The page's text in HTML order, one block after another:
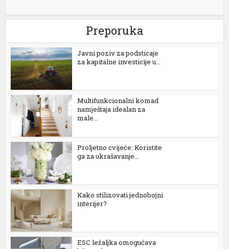
Preporuka
Јavni poziv za podsticaje
za kapitalne investicije u...
Multifunkcionalni komad
namještaja idealan za
male...
Proljetno cvijeće: Koristite
ga za ukrašavanje...
Kako stilizovati jednobojni
interijer?
ESC ležaljka omogućava